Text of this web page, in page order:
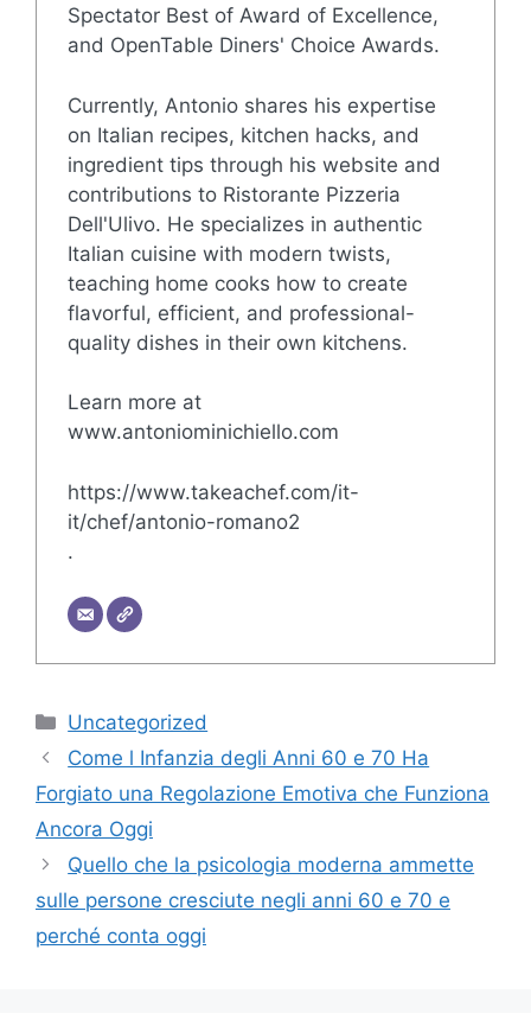
Spectator Best of Award of Excellence,
and OpenTable Diners' Choice Awards.
Currently, Antonio shares his expertise
on Italian recipes, kitchen hacks, and
ingredient tips through his website and
contributions to Ristorante Pizzeria
Dell'Ulivo. He specializes in authentic
Italian cuisine with modern twists,
teaching home cooks how to create
flavorful, efficient, and professional-
quality dishes in their own kitchens.
Learn more at
www.antoniominichiello.com
https://www.takeachef.com/it-
it/chef/antonio-romano2
.
Categorie
Uncategorized
Come l Infanzia degli Anni 60 e 70 Ha
Forgiato una Regolazione Emotiva che Funziona
Ancora Oggi
Quello che la psicologia moderna ammette
sulle persone cresciute negli anni 60 e 70 e
perché conta oggi